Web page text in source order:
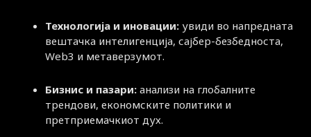
Технологија и иновации: увиди во напредната
вештачка интелигенција, сајбер-безбедноста,
Web3 и метаверзумот.
Бизнис и пазари: анализи на глобалните
трендови, економските политики и
претприемачкиот дух.